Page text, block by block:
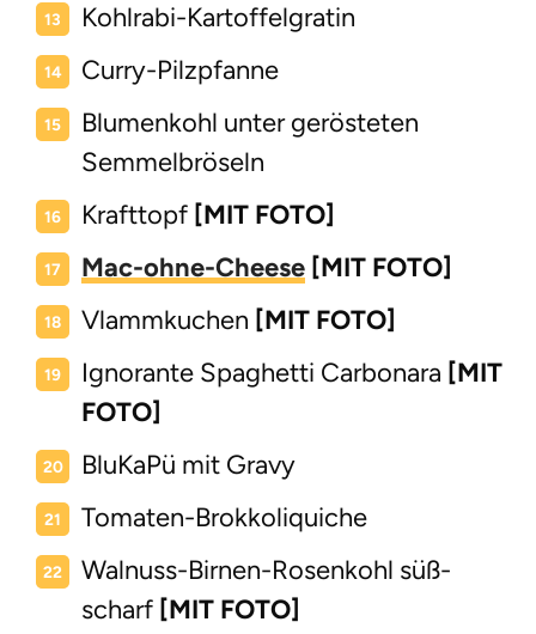
Kohlrabi-Kartoffelgratin
Curry-Pilzpfanne
Blumenkohl unter gerösteten
Semmelbröseln
Krafttopf [MIT FOTO]
Mac-ohne-Cheese [MIT FOTO]
Vlammkuchen [MIT FOTO]
Ignorante Spaghetti Carbonara [MIT
FOTO]
BluKaPü mit Gravy
Tomaten-Brokkoliquiche
Walnuss-Birnen-Rosenkohl süß-
scharf [MIT FOTO]